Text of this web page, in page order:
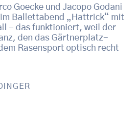
Goecke und Jacopo Godani
Ballettabend „Hattrick“ mit
- das funktioniert, weil der
den das Gärtnerplatz-
Rasensport optisch recht